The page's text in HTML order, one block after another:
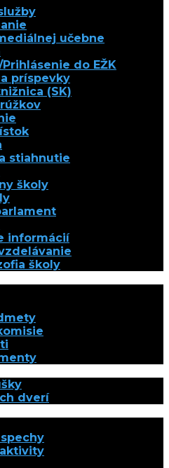
učebne
do EŽK
príspevky
(SK)
stiahnutie
školy
informácií
školy
dverí